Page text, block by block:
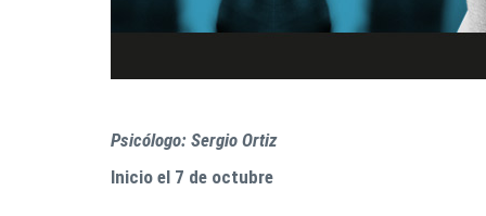
Psicólogo: Sergio Ortiz
Inicio el 7 de octubre